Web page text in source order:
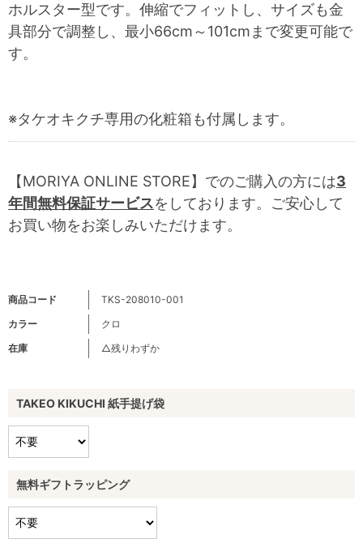
商品コード
TKS-208010-001
カラー
クロ
在庫
△残りわずか
TAKEO KIKUCHI 紙手提げ袋
無料ギフトラッピング
ホルスター型です。伸縮でフィットし、サイズも金
具部分で調整し、最小66cm～101cmまで変更可能で
す。
※タケオキクチ専用の化粧箱も付属します。
【MORIYA ONLINE STORE】でのご購入の方には3
年間無料保証サービスをしております。ご安心して
お買い物をお楽しみいただけます。